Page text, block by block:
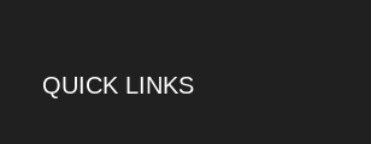
e
QUICK LINKS